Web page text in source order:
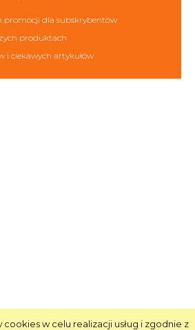
w celu realizacji usług i zgodnie z
promocji dla subskrybentów
produktach
i ciekawych artykułów